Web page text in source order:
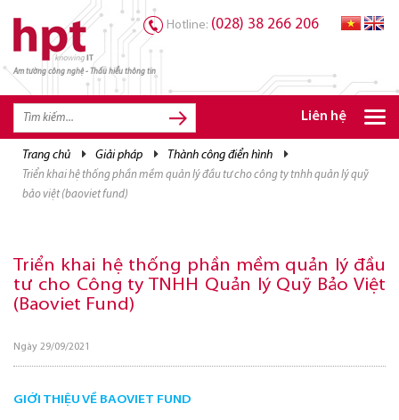
Am tường công nghệ - Thấu hiểu thông tin
Hotline: (028) 38 266 206
Liên hệ
trang chủ giải pháp thành công điển hình
triển khai hệ thống phần mềm quản lý đầu tư cho công ty tnhh quản lý quỹ
bảo việt (baoviet fund)
Triển khai hệ thống phần mềm quản lý đầu
tư cho Công ty TNHH Quản lý Quỹ Bảo Việt
(Baoviet Fund)
Ngày 29/09/2021
GIỚI THIỆU VỀ BAOVIET FUND
TRANG CHỦ
TRANG CHỦ
GIẢI PHÁP
CƠ HỘI NGHỀ NGHIỆP